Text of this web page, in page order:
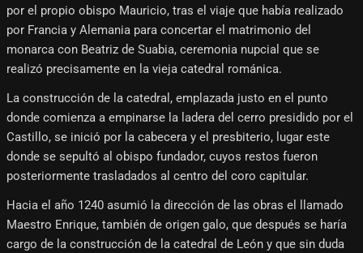
por el propio obispo Mauricio, tras el viaje que había realizado
por Francia y Alemania para concertar el matrimonio del
monarca con Beatriz de Suabia, ceremonia nupcial que se
realizó precisamente en la vieja catedral románica.
La construcción de la catedral, emplazada justo en el punto
donde comienza a empinarse la ladera del cerro presidido por el
Castillo, se inició por la cabecera y el presbiterio, lugar este
donde se sepultó al obispo fundador, cuyos restos fueron
posteriormente trasladados al centro del coro capitular.
Hacia el año 1240 asumió la dirección de las obras el llamado
Maestro Enrique, también de origen galo, que después se haría
cargo de la construcción de la catedral de León y que sin duda